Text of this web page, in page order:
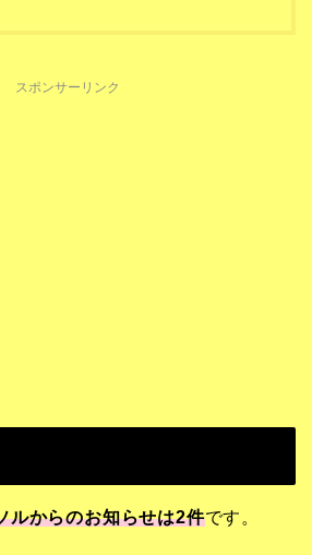
スポンサーリンク
ルからのお知らせは2件です。